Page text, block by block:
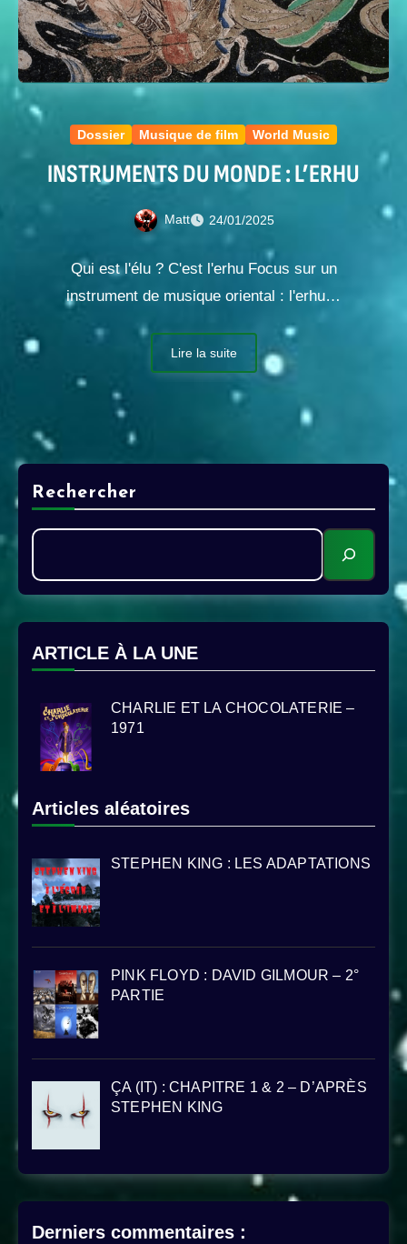
Dossier Musique de film World Music
INSTRUMENTS DU MONDE : L’ERHU
Matt 24/01/2025
Qui est l'élu ? C'est l'erhu Focus sur un
instrument de musique oriental : l'erhu…
Lire la suite
Rechercher
ARTICLE À LA UNE
CHARLIE ET LA CHOCOLATERIE –
1971
Articles aléatoires
STEPHEN KING : LES ADAPTATIONS
PINK FLOYD : DAVID GILMOUR – 2°
PARTIE
ÇA (IT) : CHAPITRE 1 & 2 – D’APRÈS
STEPHEN KING
Derniers commentaires :